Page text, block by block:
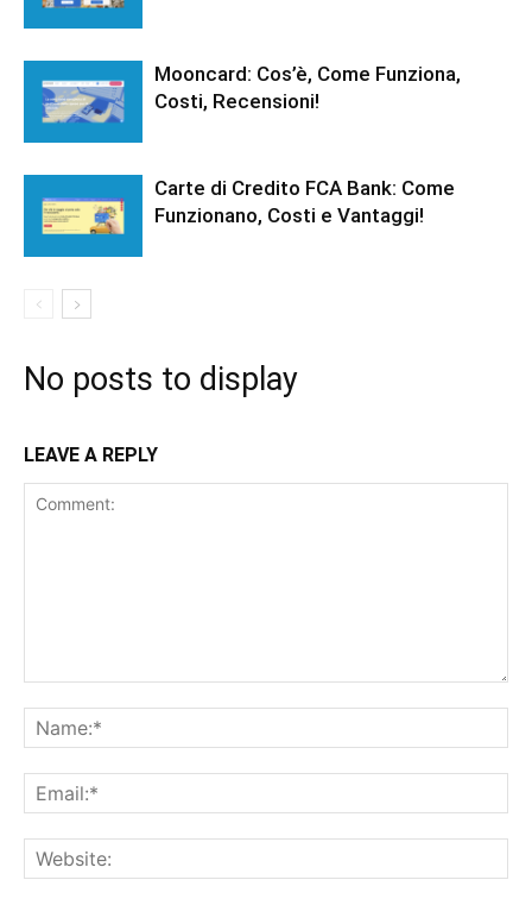
Mooncard: Cos’è, Come Funziona,
Costi, Recensioni!
Carte di Credito FCA Bank: Come
Funzionano, Costi e Vantaggi!
No posts to display
LEAVE A REPLY